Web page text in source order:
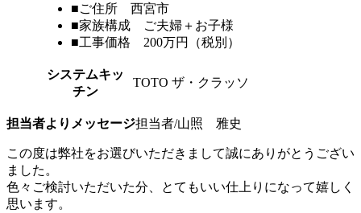
■ご住所 西宮市
■家族構成 ご夫婦＋お子様
■工事価格 200万円（税別）
システムキッ
チン
TOTO ザ・クラッソ
担当者よりメッセージ担当者/山照 雅史
この度は弊社をお選びいただきまして誠にありがとうござい
ました。
色々ご検討いただいた分、とてもいい仕上りになって嬉しく
思います。